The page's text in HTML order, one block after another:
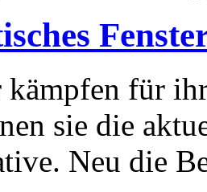
für
sie die
Neu die